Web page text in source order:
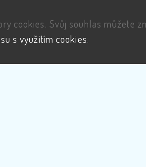
cookies. Svůj souhlas můžete
s využitím cookies.